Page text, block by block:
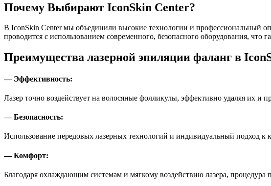
Почему Выбирают IconSkin Center?
В IconSkin Center мы объединили высокие технологии и профессиональный
проводится с использованием современного, безопасного оборудования,
Преимущества лазерной эпиляции фаланг в
— Эффективность:
Лазер точно воздействует на волосяные фолликулы, эффективно удаляя их и
— Безопасность:
Использование передовых лазерных технологий и индивидуальный подход
— Комфорт:
Благодаря охлаждающим системам и мягкому воздействию лазера,